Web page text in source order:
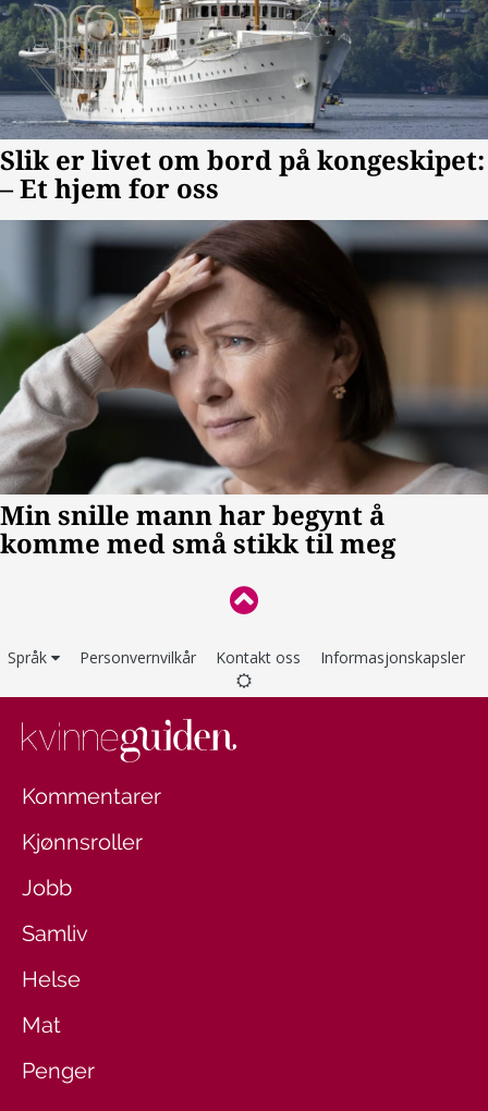
Språk Personvernvilkår Kontakt oss Informasjonskapsler
Kommentarer
Kjønnsroller
Jobb
Samliv
Helse
Mat
Penger